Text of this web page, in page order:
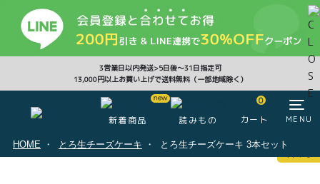
3営業日以内発送>5日後〜31日指定可
13,000円以上お買い上げで送料無料（一部地域除く）
新着商品 読みもの
0
カート MENU
CLOSE
0
HOME とろ生チーズケーキ とろ生チーズケーキ 3本セット